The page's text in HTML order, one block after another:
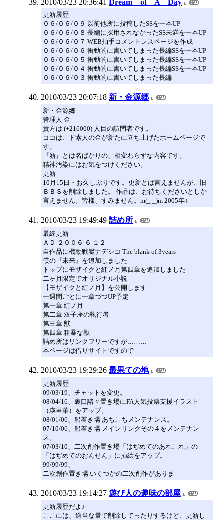
更新履歴
０６/０６/０９ 以前他所に投稿したSSを一本UP
０６/０６/０８ 長編に採用されなかったSS未満を一本UP
０６/０６/０７ WEB拍手コメントレスページを作成
０６/０６/０６ 衝動的に書いてしまった長編SSを一本UP
０６/０６/０５ 衝動的に書いてしまった長編SSを一本UP
０６/０６/０４ 衝動的に書いてしまった長編SSを一本UP
０６/０６/０３ 衝動的に書いてしまった長編
2010/03/23 20:07:18 新・金源郷
新・金源郷
管理人 金
貴方は (+216000) 人目の訪問者です。
ココは、ド素人の金が新たに立ち上げたホームページで
す。
『新』とは名ばかりの、相変わらずな内容です。
精神汚染にはお気をつけください。
更新
10月15日・お久しぶりです。更新とは言えませんが、旧
ＢＢＳを削除しました。 作品は、お待ちくださいとしか
言えません。皆様、すみません。m(_ _)m 2005年↑-----------
2010/03/23 19:49:49 詰め所
最終更新
ＡＤ ２００６ ６ １２
自作品に機動戦艦ナデシコ The blank of 3years
僕の『未来』を追加しました
トップにモザイクと紅ノ月第四章を追加しました
二ヶ月限定でオリジナル小説
【モザイクと紅ノ月】を公開します
一週間ごとに一章づつUP予定
第一章 紅ノ月
第二章 双子座の執行者
第三章 獣
第四章 粗暴な獣
詰め所はリンクフリーですが………
本ページは借りサイトですので
2010/03/23 19:29:26 最果ての地
更新履歴
09/03/19、チャットを変更。
08/04/16、裏口諸々置き場にFA人気投票支援イラスト
（瑛里華）をアップ。
08/01/06、船着き場 あちこちメンテナンス。
07/10/06、船着き場 メインリンクその４をメンテナン
ス。
07/03/10、二次創作置き場「はぢめてのあれこれ」の
「はぢめてのおんせん」に挿絵をアップ。
99/99/99、
二次創作置き場 いくつかの二次創作がありま
2010/03/23 19:14:27 遊び人の趣味の部屋
更新履歴だよ♪
ここには、適当な量で削除してったりするけど、更新し